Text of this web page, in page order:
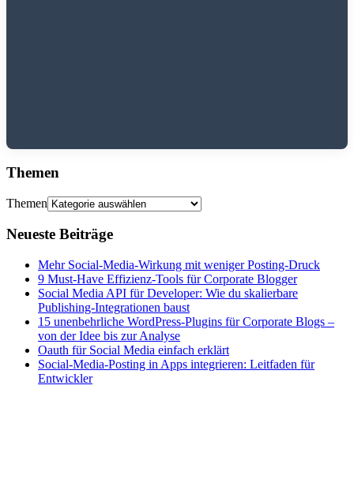
Themen
Themen
Neueste Beiträge
Mehr Social-Media-Wirkung mit weniger Posting-Druck
9 Must-Have Effizienz-Tools für Corporate Blogger
Social Media API für Developer: Wie du skalierbare
Publishing-Integrationen baust
15 unenbehrliche WordPress-Plugins für Corporate Blogs –
von der Idee bis zur Analyse
Oauth für Social Media einfach erklärt
Social-Media-Posting in Apps integrieren: Leitfaden für
Entwickler